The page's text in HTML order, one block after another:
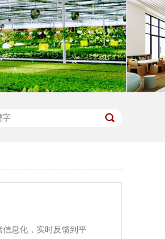
息化，实时反馈到平